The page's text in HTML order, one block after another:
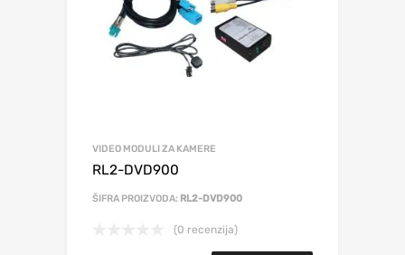
VIDEO MODULI ZA KAMERE
RL2-DVD900
ŠIFRA PROIZVODA: RL2-DVD900
(0 recenzija)